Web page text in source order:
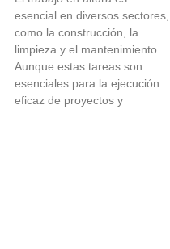
esencial en diversos sectores,
como la construcción, la
limpieza y el mantenimiento.
Aunque estas tareas son
esenciales para la ejecución
eficaz de proyectos y